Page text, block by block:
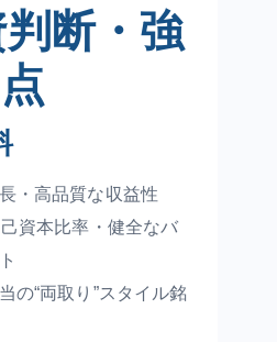
断・強
・高品質な収益性
資本比率・健全なバ
の“両取り”スタイル銘